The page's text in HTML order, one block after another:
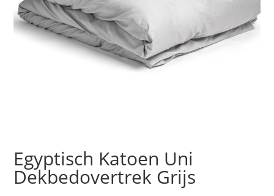
Egyptisch Katoen Uni
Dekbedovertrek Grijs